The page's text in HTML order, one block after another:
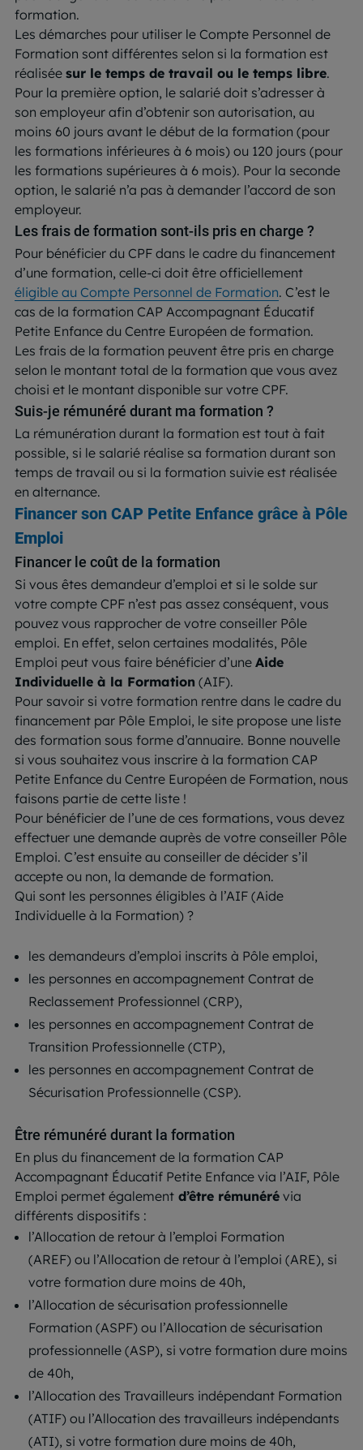
formation.
Les démarches pour utiliser le Compte Personnel de
Formation sont différentes selon si la formation est
réalisée sur le temps de travail ou le temps libre.
Pour la première option, le salarié doit s’adresser à
son employeur afin d’obtenir son autorisation, au
moins 60 jours avant le début de la formation (pour
les formations inférieures à 6 mois) ou 120 jours (pour
les formations supérieures à 6 mois). Pour la seconde
option, le salarié n’a pas à demander l’accord de son
employeur.
Les frais de formation sont-ils pris en charge ?
Pour bénéficier du CPF dans le cadre du financement
d’une formation, celle-ci doit être officiellement
éligible au Compte Personnel de Formation. C’est le
cas de la formation CAP Accompagnant Éducatif
Petite Enfance du Centre Européen de formation.
Les frais de la formation peuvent être pris en charge
selon le montant total de la formation que vous avez
choisi et le montant disponible sur votre CPF.
Suis-je rémunéré durant ma formation ?
La rémunération durant la formation est tout à fait
possible, si le salarié réalise sa formation durant son
temps de travail ou si la formation suivie est réalisée
en alternance.
Financer son CAP Petite Enfance grâce à Pôle
Emploi
Financer le coût de la formation
Si vous êtes demandeur d’emploi et si le solde sur
votre compte CPF n’est pas assez conséquent, vous
pouvez vous rapprocher de votre conseiller Pôle
emploi. En effet, selon certaines modalités, Pôle
Emploi peut vous faire bénéficier d’une Aide
Individuelle à la Formation (AIF).
Pour savoir si votre formation rentre dans le cadre du
financement par Pôle Emploi, le site propose une liste
des formation sous forme d’annuaire. Bonne nouvelle
si vous souhaitez vous inscrire à la formation CAP
Petite Enfance du Centre Européen de Formation, nous
faisons partie de cette liste !
Pour bénéficier de l’une de ces formations, vous devez
effectuer une demande auprès de votre conseiller Pôle
Emploi. C’est ensuite au conseiller de décider s’il
accepte ou non, la demande de formation.
Qui sont les personnes éligibles à l’AIF (Aide
Individuelle à la Formation) ?
les demandeurs d’emploi inscrits à Pôle emploi,
les personnes en accompagnement Contrat de
Reclassement Professionnel (CRP),
les personnes en accompagnement Contrat de
Transition Professionnelle (CTP),
les personnes en accompagnement Contrat de
Sécurisation Professionnelle (CSP).
Être rémunéré durant la formation
En plus du financement de la formation CAP
Accompagnant Éducatif Petite Enfance via l’AIF, Pôle
Emploi permet également d’être rémunéré via
différents dispositifs :
l’Allocation de retour à l’emploi Formation
(AREF) ou l’Allocation de retour à l’emploi (ARE), si
votre formation dure moins de 40h,
l’Allocation de sécurisation professionnelle
Formation (ASPF) ou l’Allocation de sécurisation
professionnelle (ASP), si votre formation dure moins
de 40h,
l’Allocation des Travailleurs indépendant Formation
(ATIF) ou l’Allocation des travailleurs indépendants
(ATI), si votre formation dure moins de 40h,